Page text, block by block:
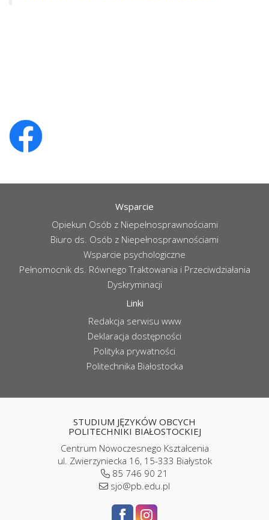
Wsparcie
Opiekun Osób z Niepełnosprawnościami
Biuro ds. Osób z Niepełnosprawnościami
Wsparcie psychologiczne
Pełnomocnik ds. Równego Traktowania i Przeciwdziałania
Dyskryminacji
Linki
Redakcja serwisu www
Deklaracja dostępności
Polityka prywatności
Politechnika Białostocka
STUDIUM JĘZYKÓW OBCYCH
POLITECHNIKI BIAŁOSTOCKIEJ
Centrum Nowoczesnego Kształcenia
ul. Zwierzyniecka 16, 15-333 Białystok
85 746 90 21
sjo@pb.edu.pl